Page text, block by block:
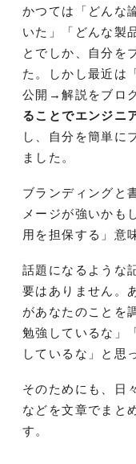
かつては「どんな
いた」「どんな製
とでしか、自分を
た。しかし最近は
公開→解説をブロ
ることでエンジニ
し、自分を簡単に
ました。
ブランディングと
メージが強いかも
用を担保する」意
話題になるような
要はありません。
があなたのことを
勉強しているな」
しているな」と思
そのためにも、日
などを文章でまと
す。